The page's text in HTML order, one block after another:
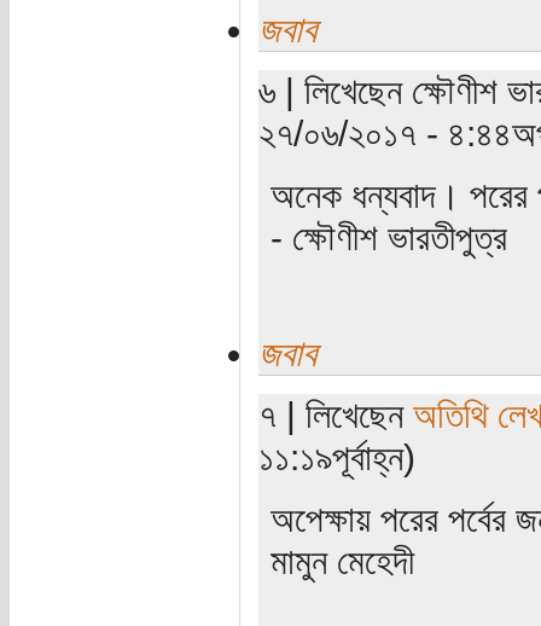
জবাব
৬ | লিখেছেন ক্ষৌণীশ
২৭/০৬/২০১৭ -
অনেক ধন্যবাদ। পরের
- ক্ষৌণীশ ভারতীপুত্র
জবাব
৭ | লিখেছেন অতিথি
১১:১৯পূর্বাহ্ন)
অপেক্ষায় পরের পর্বের
মামুন মেহেদী